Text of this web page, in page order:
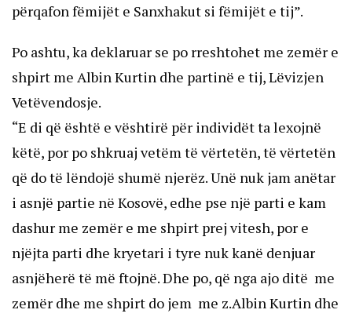
përqafon fëmijët e Sanxhakut si fëmijët e tij”.
Po ashtu, ka deklaruar se po rreshtohet me zemër e
shpirt me Albin Kurtin dhe partinë e tij, Lëvizjen
Vetëvendosje.
“E di që është e vështirë për individët ta lexojnë
këtë, por po shkruaj vetëm të vërtetën, të vërtetën
që do të lëndojë shumë njerëz. Unë nuk jam anëtar
i asnjë partie në Kosovë, edhe pse një parti e kam
dashur me zemër e me shpirt prej vitesh, por e
njëjta parti dhe kryetari i tyre nuk kanë denjuar
asnjëherë të më ftojnë. Dhe po, që nga ajo ditë me
zemër dhe me shpirt do jem me z.Albin Kurtin dhe